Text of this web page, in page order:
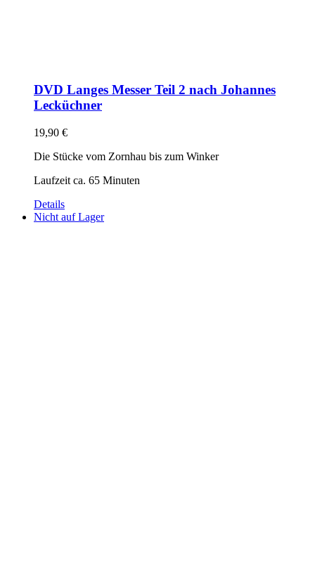
DVD Langes Messer Teil 2 nach Johannes
Lecküchner
19,90 €
Die Stücke vom Zornhau bis zum Winker
Laufzeit ca. 65 Minuten
Details
Nicht auf Lager